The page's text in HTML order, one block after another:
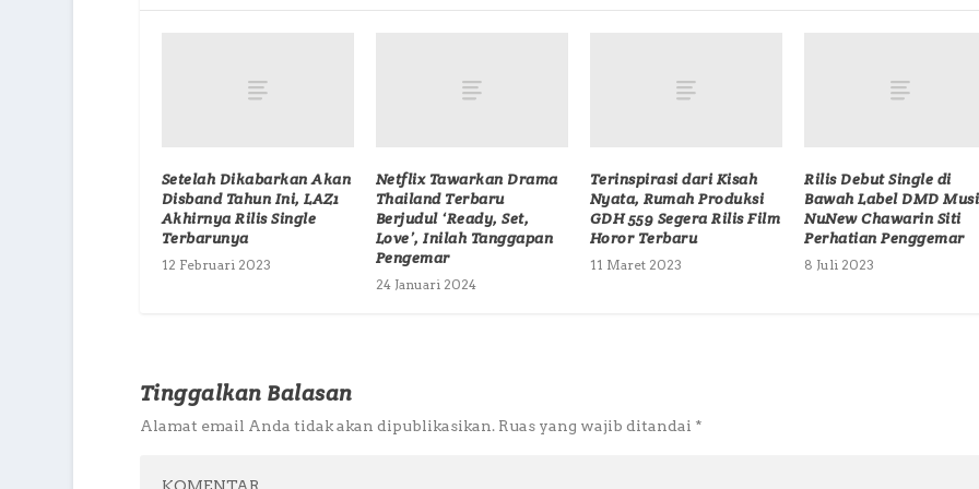
Setelah Dikabarkan Akan
Disband Tahun Ini, LAZ1
Akhirnya Rilis Single
Terbarunya
12 Februari 2023
Netflix Tawarkan Drama
Thailand Terbaru
Berjudul ‘Ready, Set,
Love’, Inilah Tanggapan
Pengemar
24 Januari 2024
Terinspirasi dari Kisah
Nyata, Rumah Produksi
GDH 559 Segera Rilis Film
Horor Terbaru
11 Maret 2023
Rilis Debut Single di
Bawah Label DMD
NuNew Chawarin Siti
Perhatian Penggemar
8 Juli 2023
Tinggalkan Balasan
Alamat email Anda tidak akan dipublikasikan. Ruas yang wajib ditandai *